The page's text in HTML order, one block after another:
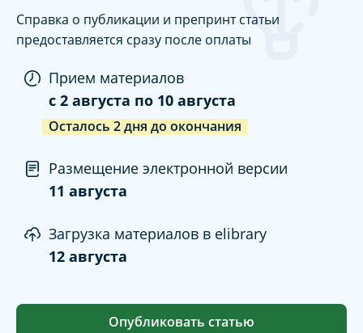
Справка о публикации и препринт статьи
предоставляется сразу после оплаты
Прием материалов
c 2 августа по 10 августа
Осталось 2дня до окончания
Размещение электронной версии
11 августа
Загрузка материалов в elibrary
12 августа
Опубликовать статью